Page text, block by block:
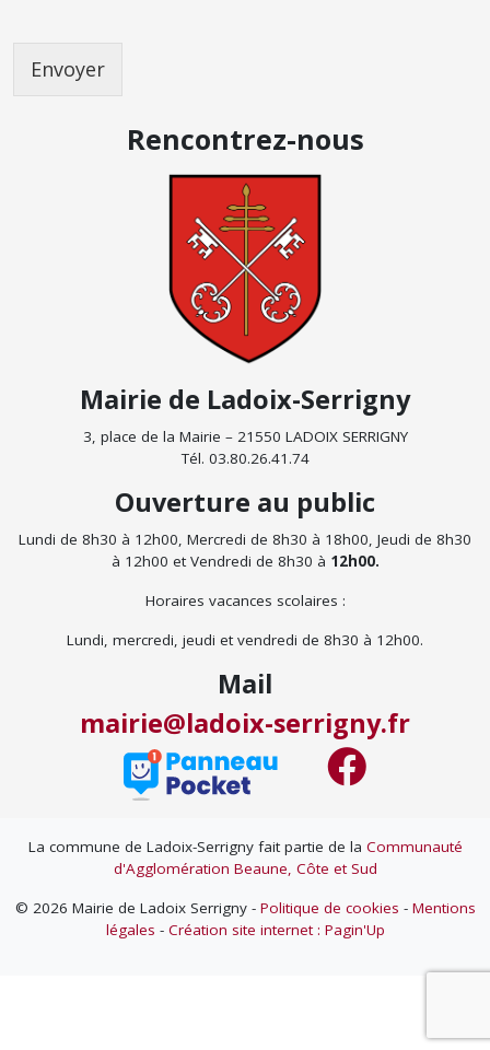
Envoyer
Rencontrez-nous
Mairie de Ladoix-Serrigny
3, place de la Mairie – 21550 LADOIX SERRIGNY
Tél. 03.80.26.41.74
Ouverture au public
Lundi de 8h30 à 12h00, Mercredi de 8h30 à 18h00, Jeudi de 8h30
à 12h00 et Vendredi de 8h30 à 12h00.
Horaires vacances scolaires :
Lundi, mercredi, jeudi et vendredi de 8h30 à 12h00.
Mail
mairie@ladoix-serrigny.fr
La commune de Ladoix-Serrigny fait partie de la Communauté
d'Agglomération Beaune, Côte et Sud
© 2026 Mairie de Ladoix Serrigny - Politique de cookies - Mentions
légales - Création site internet : Pagin'Up